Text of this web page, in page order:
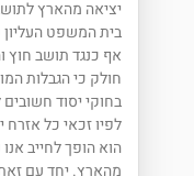
בית המשפט העליון
אף כנגד תושב חוץ
חולק כי הגבלות
בחוקי יסוד
לפיו זכאי כל
הוא הופך לחייב
מהארץ. יחד עם זאת